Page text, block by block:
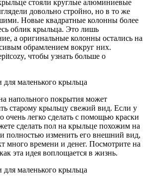
стояли круглые алюминиевые
довольно стройно, но в то же
Новые квадратные колонны более
облик крыльца. Это лишь
а оригинальные колонны остались на
обрамлением вокруг них.
чтобы узнать больше о
напольного покрытия может
старому крыльцу свежий вид. Если у
очень легко сделать с помощью краски
сделать пол на крыльце похожим на
полностью изменить его внешний вид,
много времени и денег. Посмотрите на
эта идея воплощается в жизнь.